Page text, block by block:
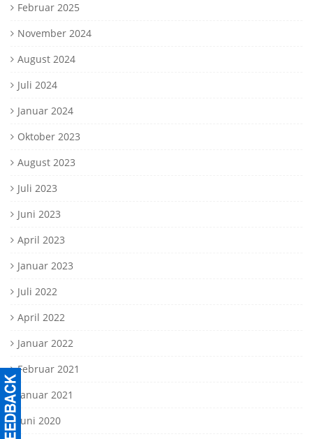
Februar 2025
November 2024
August 2024
Juli 2024
Januar 2024
Oktober 2023
August 2023
Juli 2023
Juni 2023
April 2023
Januar 2023
Juli 2022
April 2022
Januar 2022
Februar 2021
Januar 2021
Juni 2020